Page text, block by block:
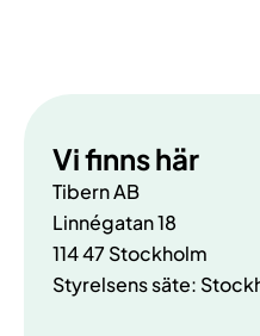
Vi finns här
Tibern AB
Linnégatan 18
114 47 Stockholm
Styrelsens säte: